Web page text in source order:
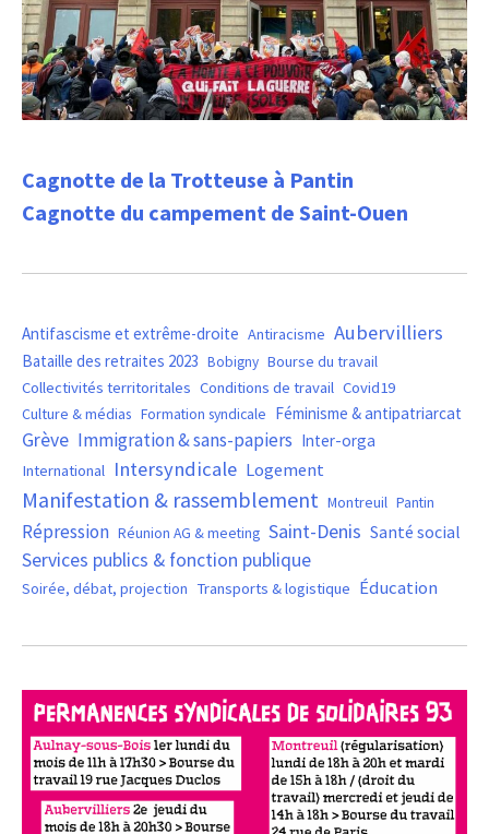
Cagnotte de la Trotteuse à Pantin
Cagnotte du campement de Saint-Ouen
Antifascisme et extrême-droite Antiracisme Aubervilliers
Bataille des retraites 2023 Bobigny Bourse du travail
Collectivités territoritales Conditions de travail Covid19
Culture & médias Formation syndicale Féminisme & antipatriarcat
Grève Immigration & sans-papiers Inter-orga
International Intersyndicale Logement
Manifestation & rassemblement Montreuil Pantin
Répression Réunion AG & meeting Saint-Denis Santé social
Services publics & fonction publique
Soirée, débat, projection Transports & logistique Éducation